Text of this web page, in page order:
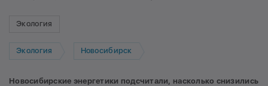
Экология
Экология Новосибирск
Новосибирские энергетики подсчитали, насколько снизились